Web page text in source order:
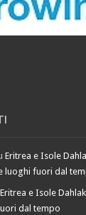
Eritrea e Isole
luoghi fuori dal
Eritrea e Isole
dal tempo